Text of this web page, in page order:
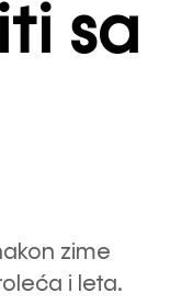
sa
zime
i leta.